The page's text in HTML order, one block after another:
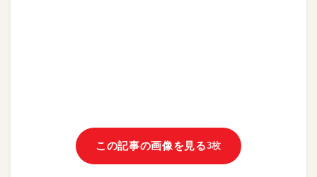
この記事の画像を見る3枚